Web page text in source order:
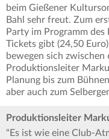
beim Gießener
Bahl sehr freut. Zum
Party im Programm
Tickets gibt (24,50
bewegen sich
Produktionsleiter
Planung bis zum
aber auch zum
Produktionsleiter
"Es ist wie eine Club-